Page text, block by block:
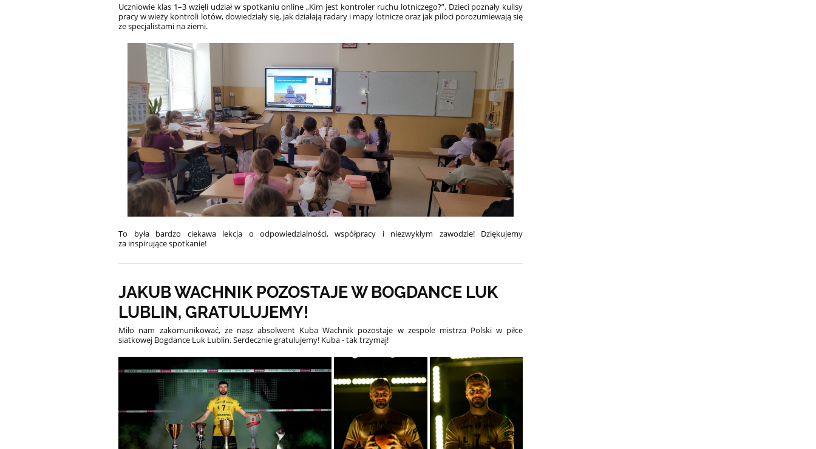
Uczniowie klas 1–3 wzięli udział w spotkaniu online „Kim jest kontroler ruchu lotniczego?”. Dzieci poznały kulisy
pracy w wieży kontroli lotów, dowiedziały się, jak działają radary i mapy lotnicze oraz jak piloci porozumiewają się
ze specjalistami na ziemi.
To była bardzo ciekawa lekcja o odpowiedzialności, współpracy i niezwykłym zawodzie! Dziękujemy
za inspirujące spotkanie!
JAKUB WACHNIK POZOSTAJE W BOGDANCE LUK
LUBLIN, GRATULUJEMY!
Miło nam zakomunikować, że nasz absolwent Kuba Wachnik pozostaje w zespole mistrza Polski w piłce
siatkowej Bogdance Luk Lublin. Serdecznie gratulujemy! Kuba - tak trzymaj!